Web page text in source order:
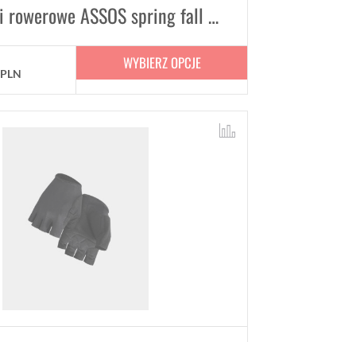
Rękawiczki rowerowe ASSOS spring fall GLOVES P1 rękawice Unisex
PLN
WYBIERZ OPCJE